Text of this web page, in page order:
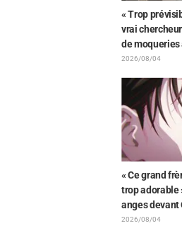
« Trop
vrai
de
la peluche de
de « Frieren »
2026/08/04
« Ce grand
trop adorable
anges devant
rapprochant
2026/08/04